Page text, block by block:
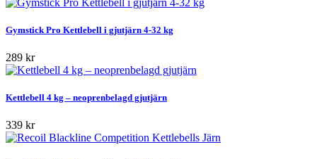
Gymstick Pro Kettlebell i gjutjärn 4-32 kg
289 kr
Kettlebell 4 kg – neoprenbelagd gjutjärn
339 kr